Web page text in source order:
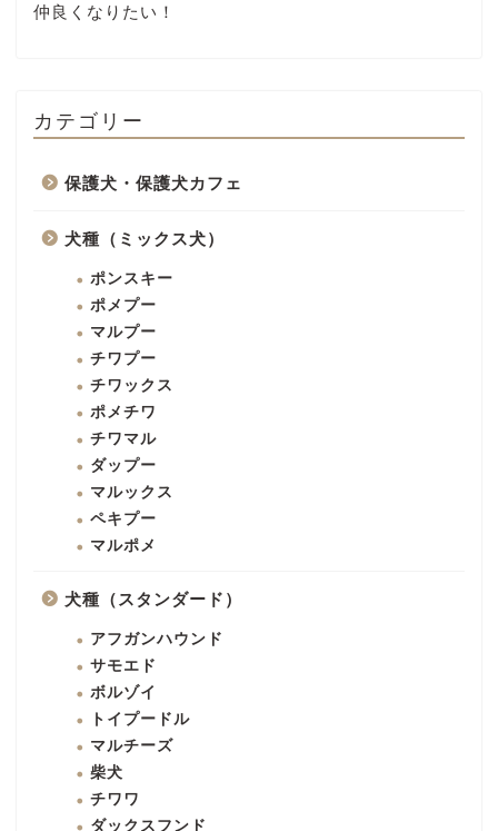
仲良くなりたい！
カテゴリー
保護犬・保護犬カフェ
犬種（ミックス犬）
ポンスキー
ポメプー
マルプー
チワプー
チワックス
ポメチワ
チワマル
ダップー
マルックス
ペキプー
マルポメ
犬種（スタンダード）
アフガンハウンド
サモエド
ボルゾイ
トイプードル
マルチーズ
柴犬
チワワ
ダックスフンド